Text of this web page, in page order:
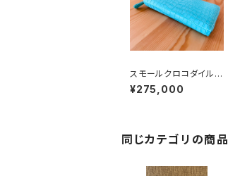
スモールクロコダイル
（ポロサス） ラウンドフ
ァスナーウォレット無双
¥275,000
同じカテゴリの商品